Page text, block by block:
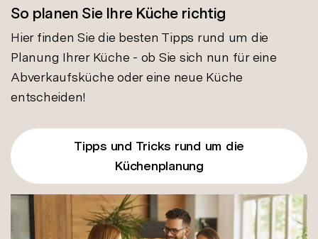
So planen Sie Ihre Küche richtig
Hier finden Sie die besten Tipps rund um die
Planung Ihrer Küche - ob Sie sich nun für eine
Abverkaufsküche oder eine neue Küche
entscheiden!
Tipps und Tricks rund um die
Küchenplanung